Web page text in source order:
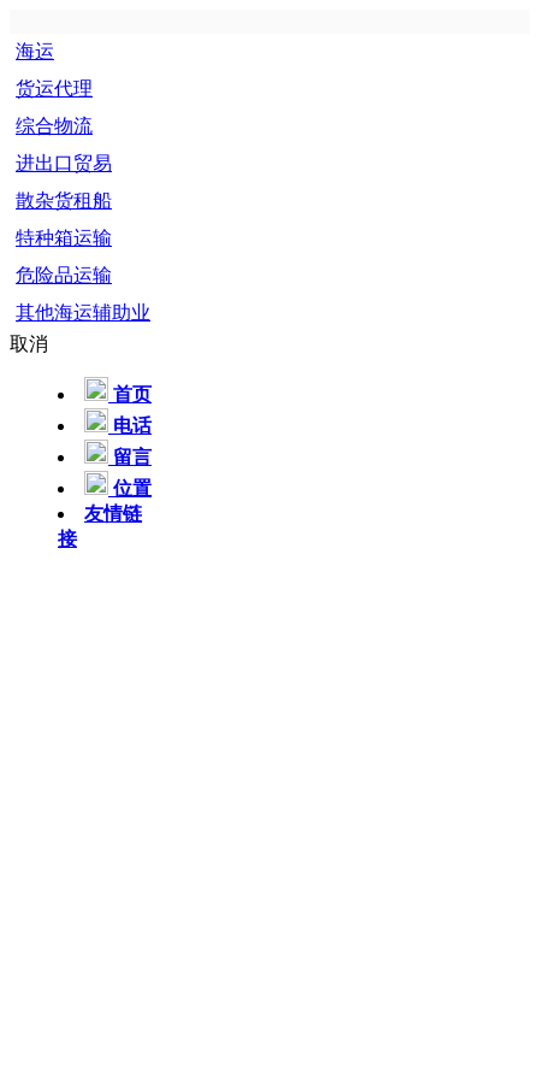
海运
货运代理
综合物流
进出口贸易
散杂货租船
特种箱运输
危险品运输
其他海运辅助业
取消
首页
电话
留言
位置
友情链
接